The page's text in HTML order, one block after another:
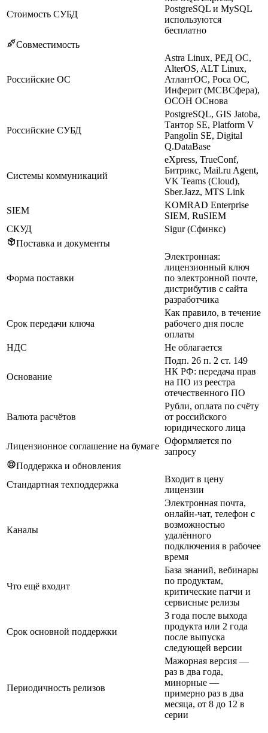
Стоимость СУБД
PostgreSQL и MySQL
используются
бесплатно
Совместимость
Российские ОС
Astra Linux, РЕД ОС,
AlterOS, ALT Linux,
АтлантОС, Роса ОС,
Инферит (МСВСфера),
ОСОН ОСнова
Российские СУБД
PostgreSQL, GIS Jatoba,
Тантор SE, Platform V
Pangolin SE, Digital
Q.DataBase
Системы коммуникаций
eXpress, TrueConf,
Битрикс, Mail.ru Agent,
VK Teams (Cloud),
Sber.Jazz, MTS Link
SIEM
KOMRAD Enterprise
SIEM, RuSIEM
СКУД
Sigur (Сфинкс)
Поставка и документы
Форма поставки
Электронная:
лицензионный ключ
по электронной почте,
дистрибутив с сайта
разработчика
Срок передачи ключа
Как правило, в течение
рабочего дня после
оплаты
НДС
Не облагается
Основание
Подп. 26 п. 2 ст. 149
НК РФ: передача прав
на ПО из реестра
отечественного ПО
Валюта расчётов
Рубли, оплата по счёту
от российского
юридического лица
Лицензионное соглашение на бумаге
Оформляется по
запросу
Поддержка и обновления
Стандартная техподдержка
Входит в цену
лицензии
Каналы
Электронная почта,
онлайн-чат, телефон с
возможностью
удалённого
подключения в рабочее
время
Что ещё входит
База знаний, вебинары
по продуктам,
критические патчи и
сервисные релизы
Срок основной поддержки
3 года после выхода
продукта или 2 года
после выпуска
следующей версии
Периодичность релизов
Мажорная версия —
раз в два года,
минорные —
примерно раз в два
месяца, от 8 до 12 в
серии